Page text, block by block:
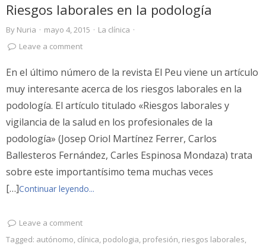
Riesgos laborales en la podología
By Nuria · mayo 4, 2015 · La clínica ·
Leave a comment
En el último número de la revista El Peu viene un artículo
muy interesante acerca de los riesgos laborales en la
podología. El artículo titulado «Riesgos laborales y
vigilancia de la salud en los profesionales de la
podología» (Josep Oriol Martínez Ferrer, Carlos
Ballesteros Fernández, Carles Espinosa Mondaza) trata
sobre este importantísimo tema muchas veces
[…]Continuar leyendo...
Leave a comment
Tagged: autónomo, clínica, podologia, profesión, riesgos laborales,